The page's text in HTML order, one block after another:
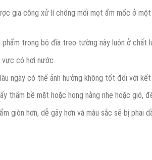
gia công xử lí chống mối mọt ẩm mốc ở
trong bộ đĩa treo tường này luôn ở chất
vực có hơi nước.
ngày có thể ảnh hưởng không tốt đối với kết
thấm bề mặt hoặc hong nắng nhẹ hoặc gió,
giòn hơn, dễ gãy hơn và màu sắc sẽ bị phai